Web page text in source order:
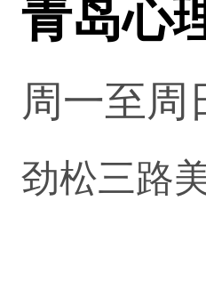
周一至周
劲松三路